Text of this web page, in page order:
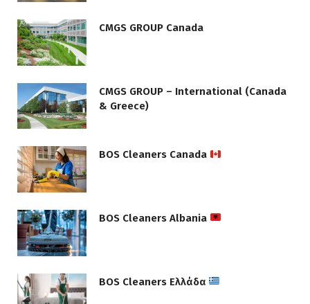
CMGS GROUP Canada
CMGS GROUP – International (Canada
& Greece)
BOS Cleaners Canada
BOS Cleaners Albania
BOS Cleaners Ελλάδα